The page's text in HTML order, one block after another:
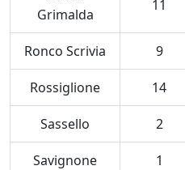
Grimalda
11
Ronco Scrivia 9
Rossiglione 14
Sassello 2
Savignone 1